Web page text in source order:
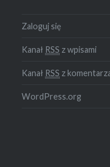
Zaloguj się
Kanał RSS z wpisami
Kanał RSS z
WordPress.org